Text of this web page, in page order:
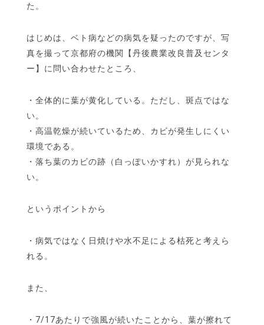
た。
はじめは、ベト病などの病気を疑ったのですが、写
真を撮って京都府の機関【丹後農業改良普及センタ
ー】に問い合わせたところ、
・全体的に葉が黄化している。ただし、斑点ではな
い。
・高温乾燥が続いているため、カビが発生しにくい
環境である。
・落ち葉のカビの跡（白っぽいかすれ）が見られな
い。
というポイントから
・病気ではなく日焼けや水不足による枯死と考えら
れる。
また、
・7/17あたりで強風が続いたことから、葉が擦れて